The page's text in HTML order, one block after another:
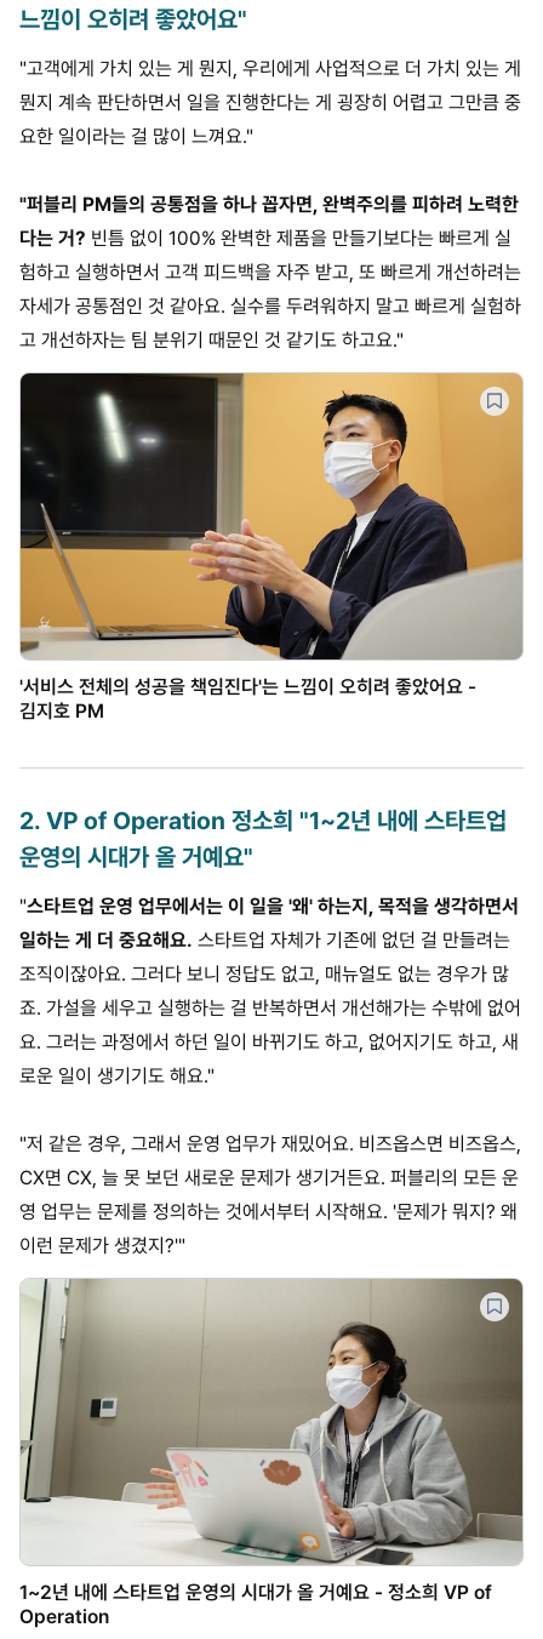
느낌이 오히려 좋았어요"
"고객에게 가치 있는 게 뭔지, 우리에게 사업적으로 더 가치 있는 게
뭔지 계속 판단하면서 일을 진행한다는 게 굉장히 어렵고 그만큼 중
요한 일이라는 걸 많이 느껴요."
"퍼블리 PM들의 공통점을 하나 꼽자면, 완벽주의를 피하려 노력한
다는 거? 빈틈 없이 100% 완벽한 제품을 만들기보다는 빠르게 실
험하고 실행하면서 고객 피드백을 자주 받고, 또 빠르게 개선하려는
자세가 공통점인 것 같아요. 실수를 두려워하지 말고 빠르게 실험하
고 개선하자는 팀 분위기 때문인 것 같기도 하고요."
'서비스 전체의 성공을 책임진다'는 느낌이 오히려 좋았어요 -
김지호 PM
2. VP of Operation 정소희 "1~2년 내에 스타트업
운영의 시대가 올 거예요"
"스타트업 운영 업무에서는 이 일을 '왜' 하는지, 목적을 생각하면서
일하는 게 더 중요해요. 스타트업 자체가 기존에 없던 걸 만들려는
조직이잖아요. 그러다 보니 정답도 없고, 매뉴얼도 없는 경우가 많
죠. 가설을 세우고 실행하는 걸 반복하면서 개선해가는 수밖에 없어
요. 그러는 과정에서 하던 일이 바뀌기도 하고, 없어지기도 하고, 새
로운 일이 생기기도 해요."
"저 같은 경우, 그래서 운영 업무가 재밌어요. 비즈옵스면 비즈옵스,
CX면 CX, 늘 못 보던 새로운 문제가 생기거든요. 퍼블리의 모든 운
영 업무는 문제를 정의하는 것에서부터 시작해요. '문제가 뭐지? 왜
이런 문제가 생겼지?'"
1~2년 내에 스타트업 운영의 시대가 올 거예요 - 정소희 VP of
Operation